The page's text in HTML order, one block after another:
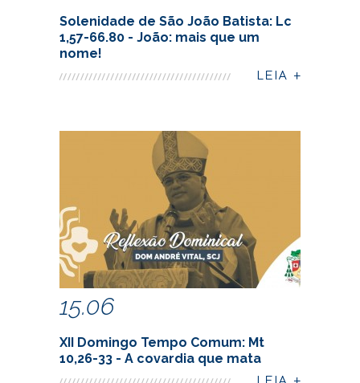
Solenidade de São João Batista: Lc
1,57-66.80 - João: mais que um
nome!
15.06
XII Domingo Tempo Comum: Mt
10,26-33 - A covardia que mata